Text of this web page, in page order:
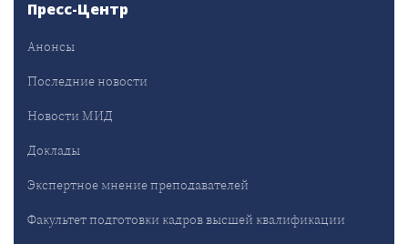
Пресс-Центр
Анонсы
Последние новости
Новости МИД
Доклады
Экспертное мнение преподавателей
Факультет подготовки кадров высшей квалификации